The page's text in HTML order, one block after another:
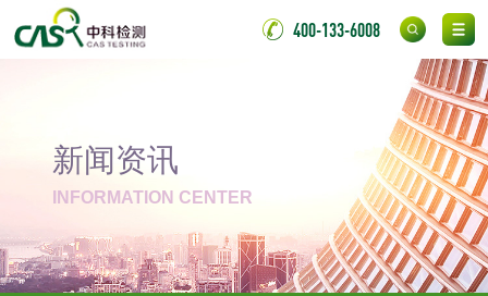
400-133-6008
新闻资讯
INFORMATION CENTER
脱硫石膏检测 镀膜抗菌玻璃检测
消毒产品
成分分析配方研发 驱蚊检测